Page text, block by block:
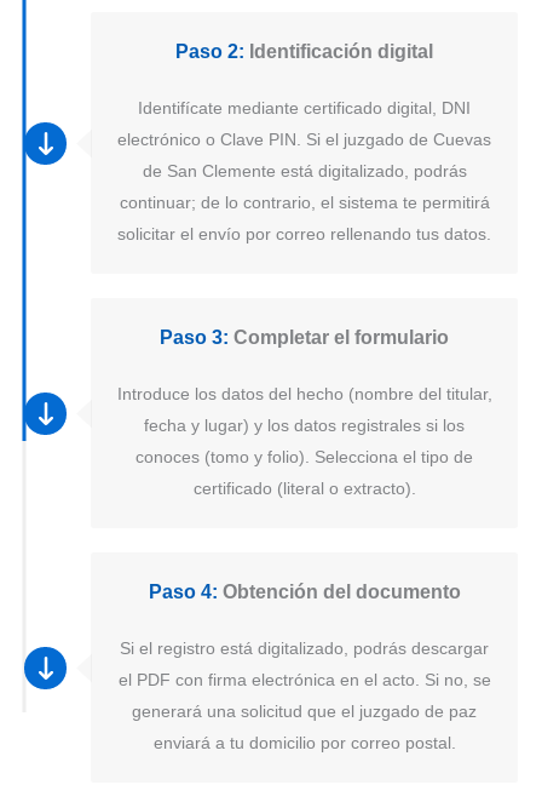
Paso 2: Identificación digital
Identifícate mediante certificado digital, DNI
electrónico o Clave PIN. Si el juzgado de Cuevas
de San Clemente está digitalizado, podrás
continuar; de lo contrario, el sistema te permitirá
solicitar el envío por correo rellenando tus datos.
Paso 3: Completar el formulario
Introduce los datos del hecho (nombre del titular,
fecha y lugar) y los datos registrales si los
conoces (tomo y folio). Selecciona el tipo de
certificado (literal o extracto).
Paso 4: Obtención del documento
Si el registro está digitalizado, podrás descargar
el PDF con firma electrónica en el acto. Si no, se
generará una solicitud que el juzgado de paz
enviará a tu domicilio por correo postal.